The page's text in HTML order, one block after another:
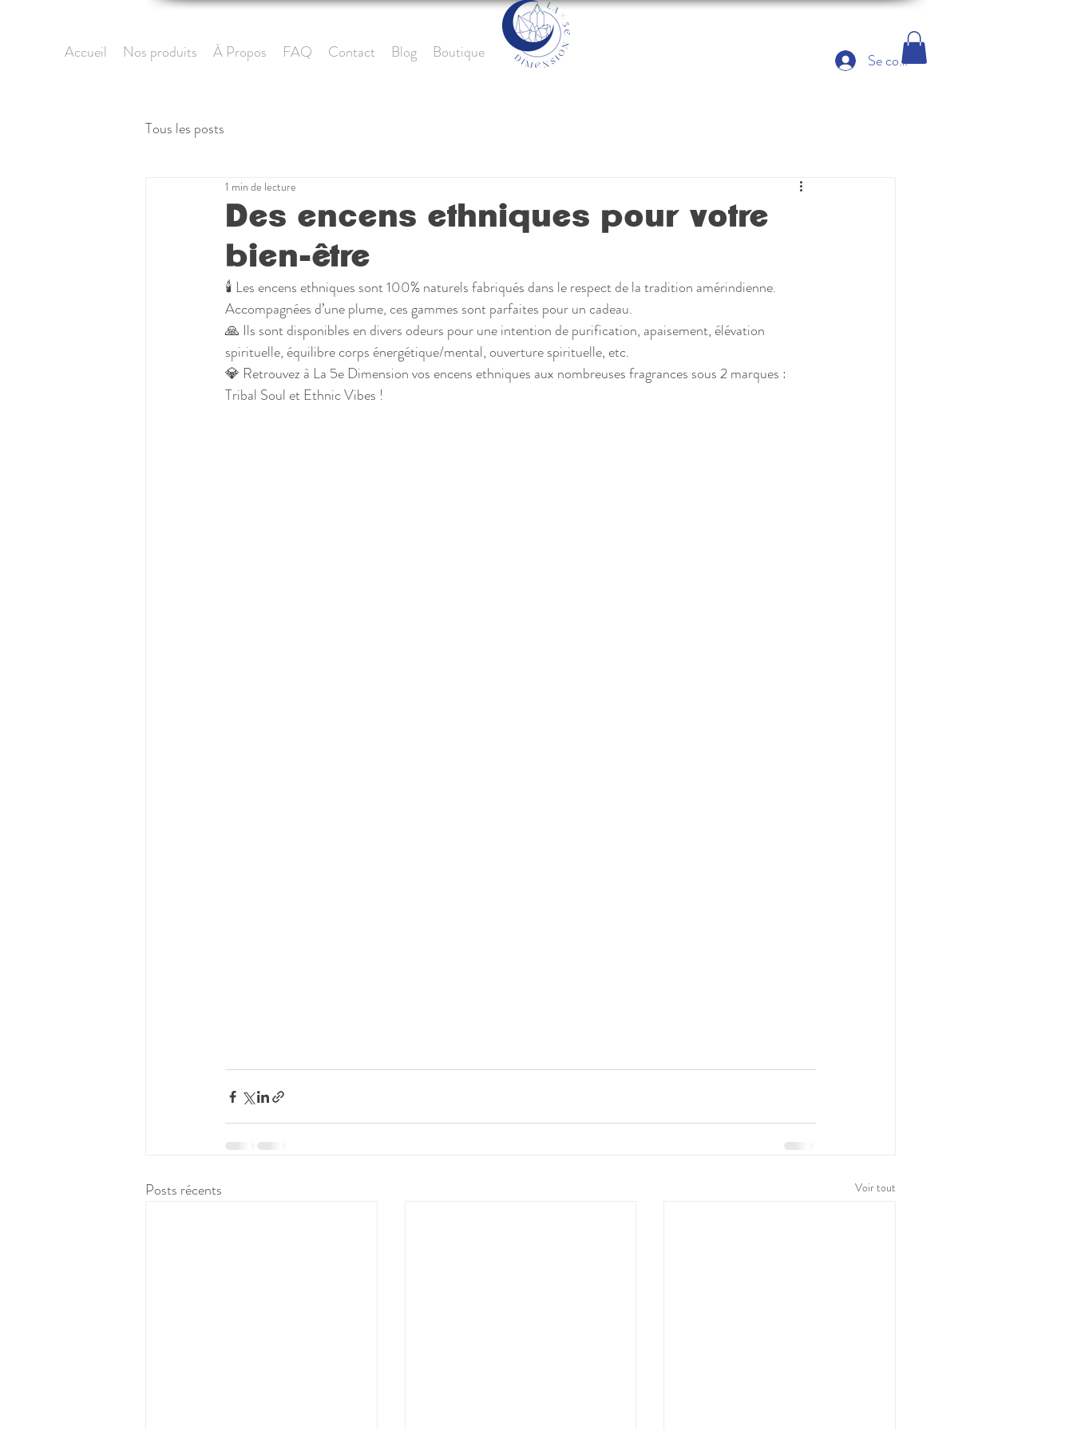
Accueil Nos produits À Propos FAQ Contact Blog Boutique Se connecter
Tous les posts
Des encens ethniques pour votre
bien-être
1 min de lecture
🕯 Les encens ethniques sont 100% naturels fabriqués dans le respect de la tradition amérindienne.
Accompagnées d’une plume, ces gammes sont parfaites pour un cadeau.
🙏 Ils sont disponibles en divers odeurs pour une intention de purification, apaisement, élévation
spirituelle, équilibre corps énergétique/mental, ouverture spirituelle, etc.
💎 Retrouvez à La 5e Dimension vos encens ethniques aux nombreuses fragrances sous 2 marques :
Tribal Soul et Ethnic Vibes !
Posts récents Voir tout